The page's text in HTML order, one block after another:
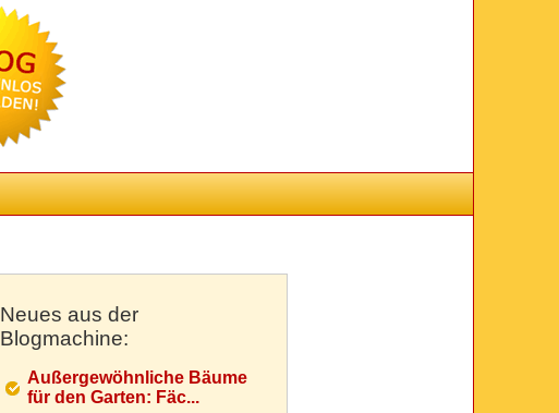
Neues aus der
Blogmachine:
Außergewöhnliche Bäume
für den Garten: Fäc...